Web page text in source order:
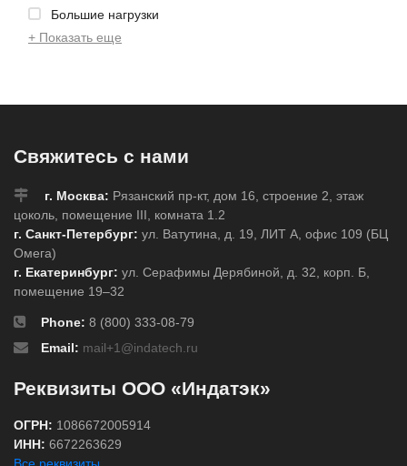
Большие нагрузки
+ Показать еще
Свяжитесь с нами
г. Москва: Рязанский пр-кт, дом 16, строение 2, этаж
цоколь, помещение III, комната 1.2
г. Санкт-Петербург: ул. Ватутина, д. 19, ЛИТ А, офис 109 (БЦ
Омега)
г. Екатеринбург: ул. Серафимы Дерябиной, д. 32, корп. Б,
помещение 19–32
Phone: 8 (800) 333-08-79
Email: mail+1@indatech.ru
Реквизиты ООО «Индатэк»
ОГРН: 1086672005914
ИНН: 6672263629